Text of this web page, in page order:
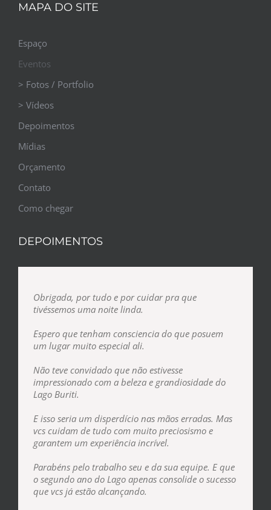
MAPA DO SITE
Espaço
Eventos
> Fotos / Portfolio
> Vídeos
Depoimentos
Mídias
Orçamento
Contato
Como chegar
DEPOIMENTOS
Obrigada, por tudo e por cuidar pra que
tivéssemos uma noite linda.
Espero que tenham consciencia do que posuem
um lugar muito especial ali.
Não teve convidado que não estivesse
impressionado com a beleza e grandiosidade do
Lago Buriti.
E isso seria um disperdício nas mãos erradas. Mas
vcs cuidam de tudo com muito preciosismo e
garantem um experiência incrível.
Parabéns pelo trabalho seu e da sua equipe. E que
o segundo ano do Lago apenas consolide o sucesso
que vcs já estão alcançando.